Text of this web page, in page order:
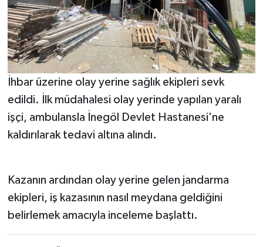
İhbar üzerine olay yerine sağlık ekipleri sevk
edildi. İlk müdahalesi olay yerinde yapılan yaralı
işçi, ambulansla İnegöl Devlet Hastanesi'ne
kaldırılarak tedavi altına alındı.
Kazanın ardından olay yerine gelen jandarma
ekipleri, iş kazasının nasıl meydana geldiğini
belirlemek amacıyla inceleme başlattı.